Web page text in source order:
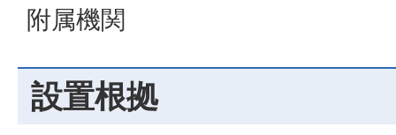
附属機関
設置根拠